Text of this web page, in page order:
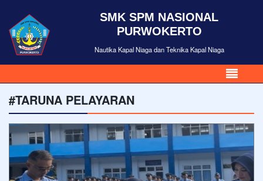
SMK SPM NASIONAL
PURWOKERTO
Nautika Kapal Niaga dan Teknika Kapal Niaga
#TARUNA PELAYARAN